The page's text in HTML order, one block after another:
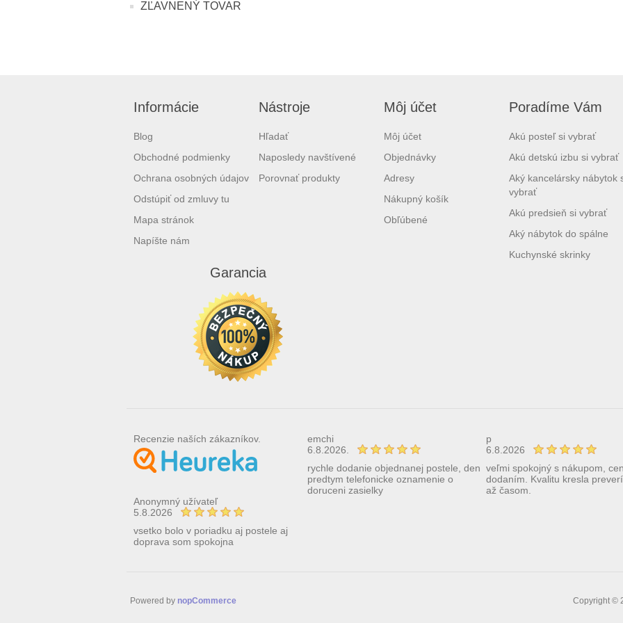
ZĽAVNENÝ TOVAR
Informácie
Blog
Obchodné podmienky
Ochrana osobných údajov
Odstúpiť od zmluvy tu
Mapa stránok
Napíšte nám
Nástroje
Hľadať
Naposledy navštívené
Porovnať produkty
Môj účet
Môj účet
Objednávky
Adresy
Nákupný košík
Obľúbené
Poradíme Vám
Akú posteľ si vybrať
Akú detskú izbu si vybrať
Aký kancelársky nábytok
vybrať
Akú predsieň si vybrať
Aký nábytok do spálne
Kuchynské skrinky
Garancia
Recenzie naších zákazníkov.
emchi
6.8.2026.
rychle dodanie objednanej postele, den
predtym telefonicke oznamenie o
doruceni zasielky
p
6.8.2026
veľmi spokojný s nákupom,
dodaním. Kvalitu kresla
až časom.
Anonymný užívateľ
5.8.2026
vsetko bolo v poriadku aj postele aj
doprava som spokojna
Copyright ©
Powered by nopCommerce